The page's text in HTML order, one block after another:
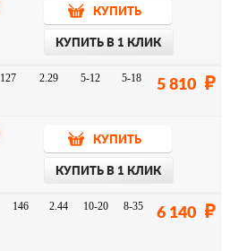
КУПИТЬ
КУПИТЬ В 1 КЛИК
127 2.29 5-12 5-18 5 810
КУПИТЬ
КУПИТЬ В 1 КЛИК
146 2.44 10-20 8-35 6 140